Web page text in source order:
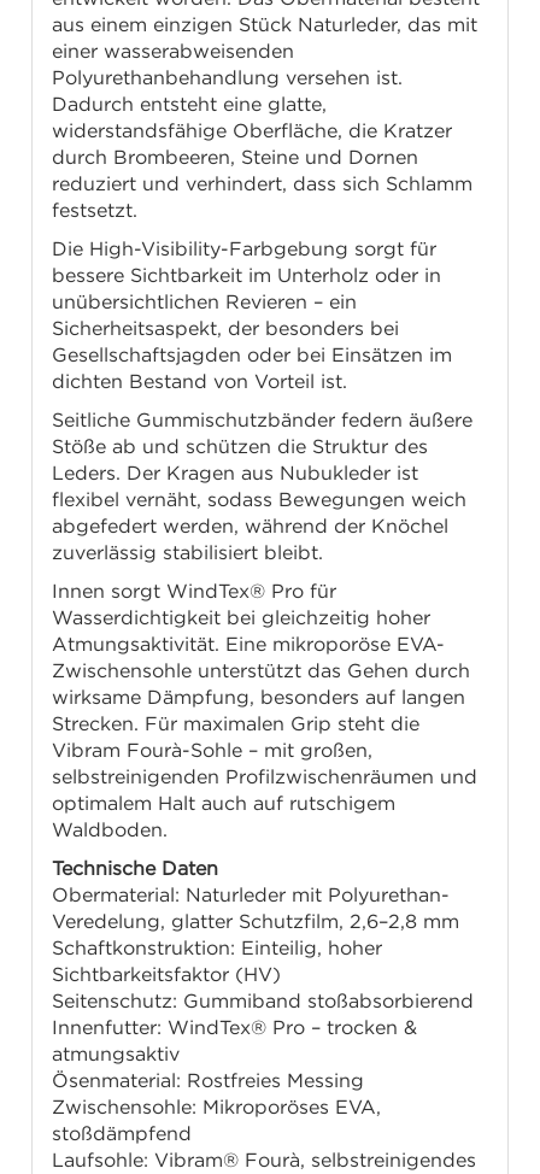
aus einem einzigen Stück Naturleder, das mit
einer wasserabweisenden
Polyurethanbehandlung versehen ist.
Dadurch entsteht eine glatte,
widerstandsfähige Oberfläche, die Kratzer
durch Brombeeren, Steine und Dornen
reduziert und verhindert, dass sich Schlamm
festsetzt.
Die High-Visibility-Farbgebung sorgt für
bessere Sichtbarkeit im Unterholz oder in
unübersichtlichen Revieren – ein
Sicherheitsaspekt, der besonders bei
Gesellschaftsjagden oder bei Einsätzen im
dichten Bestand von Vorteil ist.
Seitliche Gummischutzbänder federn äußere
Stöße ab und schützen die Struktur des
Leders. Der Kragen aus Nubukleder ist
flexibel vernäht, sodass Bewegungen weich
abgefedert werden, während der Knöchel
zuverlässig stabilisiert bleibt.
Innen sorgt WindTex® Pro für
Wasserdichtigkeit bei gleichzeitig hoher
Atmungsaktivität. Eine mikroporöse EVA-
Zwischensohle unterstützt das Gehen durch
wirksame Dämpfung, besonders auf langen
Strecken. Für maximalen Grip steht die
Vibram Fourà-Sohle – mit großen,
selbstreinigenden Profilzwischenräumen und
optimalem Halt auch auf rutschigem
Waldboden.
Technische Daten
Obermaterial: Naturleder mit Polyurethan-
Veredelung, glatter Schutzfilm, 2,6–2,8 mm
Schaftkonstruktion: Einteilig, hoher
Sichtbarkeitsfaktor (HV)
Seitenschutz: Gummiband stoßabsorbierend
Innenfutter: WindTex® Pro – trocken &
atmungsaktiv
Ösenmaterial: Rostfreies Messing
Zwischensohle: Mikroporöses EVA,
stoßdämpfend
Laufsohle: Vibram® Fourà, selbstreinigendes